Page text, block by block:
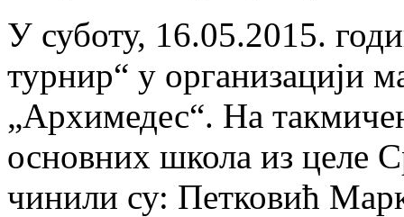
У суботу, 16.05.2015.
турнир“ у организацији
„Архимедес“. На
основних школа из целе
чинили су: Петковић